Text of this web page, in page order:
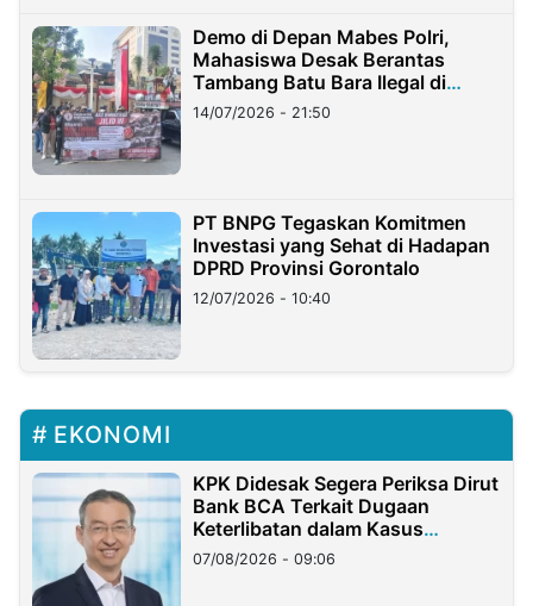
Demo di Depan Mabes Polri,
Mahasiswa Desak Berantas
Tambang Batu Bara Ilegal di
Lampung
14/07/2026 - 21:50
PT BNPG Tegaskan Komitmen
Investasi yang Sehat di Hadapan
DPRD Provinsi Gorontalo
12/07/2026 - 10:40
EKONOMI
KPK Didesak Segera Periksa Dirut
Bank BCA Terkait Dugaan
Keterlibatan dalam Kasus
Hilangnya Dana Nasabah Rp2,58
Miliar
07/08/2026 - 09:06